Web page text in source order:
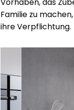
Familie zu
ihre Verpflichtung.